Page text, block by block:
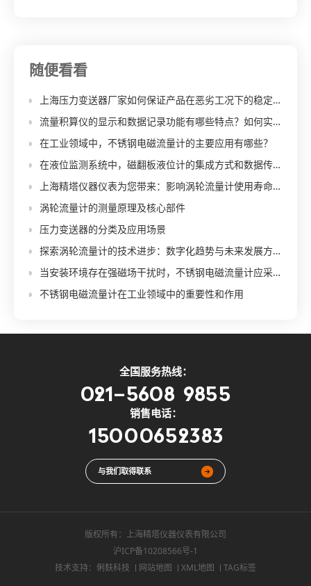
随便看看
上海压力变送器厂家如何保证产品在恶劣工况下的稳定性和可靠性？
流量积算仪的显示和数据记录功能有哪些特点？如何实现数据的实时监测、存储以及后续的查询和分析？
在工业领域中，不锈钢电磁流量计的主要应用有哪些？
在液位监测系统中，磁翻板液位计的集成方式和数据传输机制是怎样的？
上海精塔仪器仪表为您带来：影响涡轮流量计使用寿命的因素
涡轮流量计的测量原理及核心部件
压力变送器的分类及应用场景
探索涡轮流量计的技术进步：数字化趋势与未来发展方向
当安装环境存在强磁场干扰时，不锈钢电磁流量计应采取哪些措施来减少干扰对测量的影响？
不锈钢电磁流量计在工业领域中的重要性和作用
全国服务热线：
021-5608 9855
销售电话：
15000652383
与我们取得联系
版权所有： 上海精塔仪器仪表有限公司
沪ICP备10208566号-1
技术支持：俐麸科技
网站地图 XML地图 TAG标签